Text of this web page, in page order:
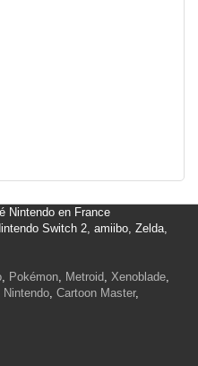
Nintendo en France
Switch 2, amiibo, Zelda,
, Pokémon, Metroid, Xenoblade,
Nintendo, Cartoon Master,